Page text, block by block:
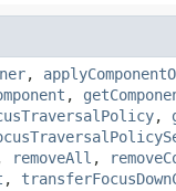
,
,
,
removeAll ,
,